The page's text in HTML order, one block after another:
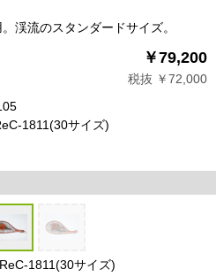
渓流のスタンダードサイズ。
￥79,200
税抜 ￥72,000
1811(30サイズ)
1811(30サイズ)